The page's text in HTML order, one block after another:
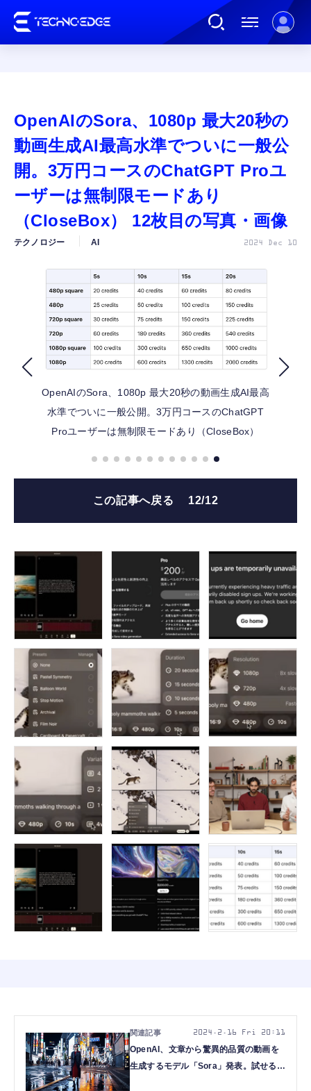
AI
ガジェット
ゲーム
カルチャー
公式ストア
FOLLOW US
OpenAIのSora、1080p 最大20秒の
動画生成AI最高水準でついに一般公
開。3万円コースのChatGPT Proユ
ーザーは無制限モードあり
（CloseBox） 12枚目の写真・画像
テクノロジー AI 2024 Dec 10
OpenAIのSora、1080p 最大20秒の動画生成AI最高
水準でついに一般公開。3万円コースのChatGPT
Proユーザーは無制限モードあり（CloseBox）
この記事へ戻る 12/12
OpenAI、文章から驚異的品質の動画を
生成するモデル「Sora」発表。試せる一
2024.2.16 Fri 20:11